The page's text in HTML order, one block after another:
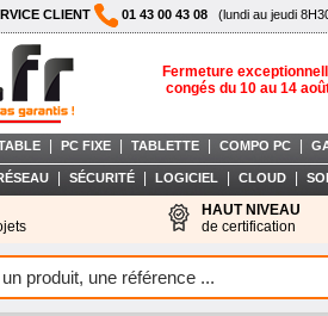
CLIENT 01 43 00 43 08 (lundi au jeudi
Fermeture
congés du 10 au 14
PC FIXE TABLETTE COMPO PC
SÉCURITÉ LOGICIEL CLOUD
HAUT NIVEAU
de certification